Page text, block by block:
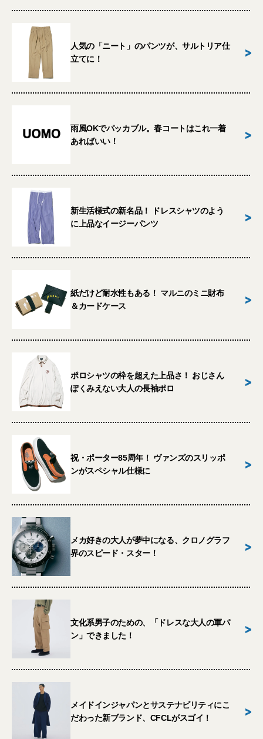
人気の「ニート」のパンツが、サルトリア仕
立てに！
>
雨風OKでパッカブル。春コートはこれ一着
あればいい！
>
新生活様式の新名品！ ドレスシャツのよう
に上品なイージーパンツ
>
紙だけど耐水性もある！ マルニのミニ財布
＆カードケース
>
ポロシャツの枠を超えた上品さ！ おじさん
ぽくみえない大人の長袖ポロ
>
祝・ポーター85周年！ ヴァンズのスリッポ
ンがスペシャル仕様に
>
メカ好きの大人が夢中になる、クロノグラフ
界のスピード・スター！
>
文化系男子のための、「ドレスな大人の軍パ
ン」できました！
>
メイドインジャパンとサステナビリティにこ
だわった新ブランド、CFCLがスゴイ！
>